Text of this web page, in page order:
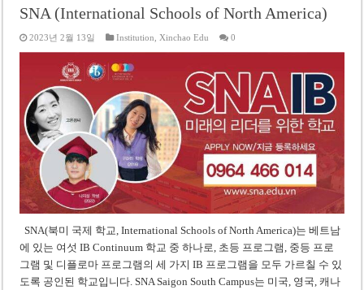
SNA (International Schools of North America)
2023년 2월 13일 Institution Xinchao Edu 0
SNA(북미 국제 학교, International Schools of North America)는 베트남
에 있는 여섯 IB Continuum 학교 중 하나로, 초등 프로그램, 중등 프로
그램 및 디플로마 프로그램의 세 가지 IB 프로그램을 모두 가르칠 수 있
도록 공인된 학교입니다. SNA Saigon South Campus는 미국, 영국, 캐나